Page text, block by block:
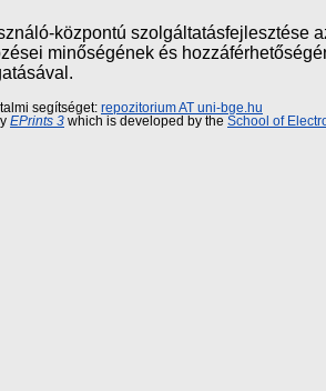
központú szolgáltatásfejlesztése
minőségének és
segítséget: repozitorium AT uni-bge.hu
EPrints 3 which is developed by the School of